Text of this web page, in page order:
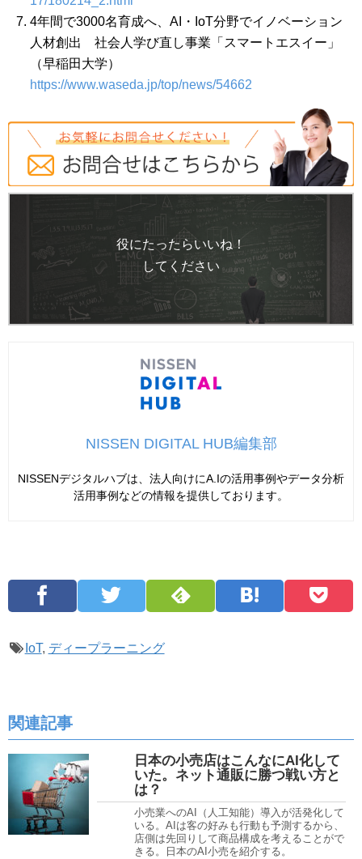
4年間で3000名育成へ、AI・IoT分野でイノベーション
人材創出 社会人学び直し事業「スマートエスイー」
（早稲田大学）
https://www.waseda.jp/top/news/54662
役にたったらいいね！
してください
NISSEN DIGITAL HUB編集部
NISSENデジタルハブは、法人向けにA.Iの活用事例やデータ分析
活用事例などの情報を提供しております。
IoT, ディープラーニング
関連記事
日本の小売店はこんなにAI化して
いた。ネット通販に勝つ戦い方と
は？
小売業へのAI（人工知能）導入が活発化して
いる。AIは客の好みも行動も予測するから、
店側は先回りして商品構成を考えることがで
きる。日本のAI小売を紹介する。